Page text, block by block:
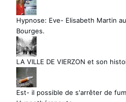
Hypnose: Eve- Elisabeth Martin
Bourges.
LA VILLE DE VIERZON et son
Est- il possible de s'arrêter de